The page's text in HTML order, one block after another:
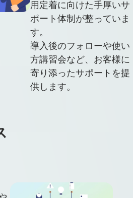
用定着に向けた手厚いサ
ポート体制が整っていま
す。
導入後のフォローや使い
方講習会など、お客様に
寄り添ったサポートを提
供します。